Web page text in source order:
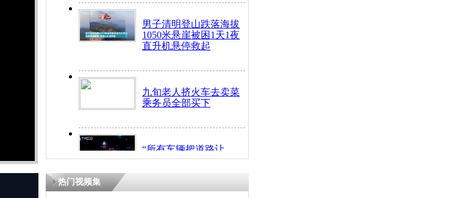
男子清明登山跌落海拔
1050米悬崖被困1天1夜
直升机悬停救起
九旬老人挤火车去卖菜
乘务员全部买下
“所有车辆把道路让
开！”儿童突发疾病交
热门视频集